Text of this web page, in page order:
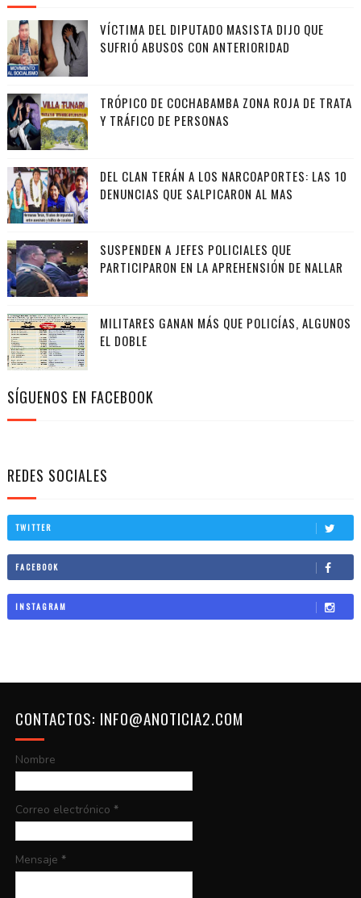
VÍCTIMA DEL DIPUTADO MASISTA DIJO QUE
SUFRIÓ ABUSOS CON ANTERIORIDAD
TRÓPICO DE COCHABAMBA ZONA ROJA DE TRATA
Y TRÁFICO DE PERSONAS
DEL CLAN TERÁN A LOS NARCOAPORTES: LAS 10
DENUNCIAS QUE SALPICARON AL MAS
SUSPENDEN A JEFES POLICIALES QUE
PARTICIPARON EN LA APREHENSIÓN DE NALLAR
MILITARES GANAN MÁS QUE POLICÍAS, ALGUNOS
EL DOBLE
SÍGUENOS EN FACEBOOK
REDES SOCIALES
TWITTER
FACEBOOK
INSTAGRAM
CONTACTOS: INFO@ANOTICIA2.COM
Nombre
Correo electrónico *
Mensaje *